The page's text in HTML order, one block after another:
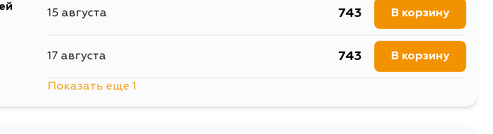
17 августа 771 В корзину
19 августа 771 В корзину
15 августа 743 В корзину
17 августа 743 В корзину
Показать еще 1